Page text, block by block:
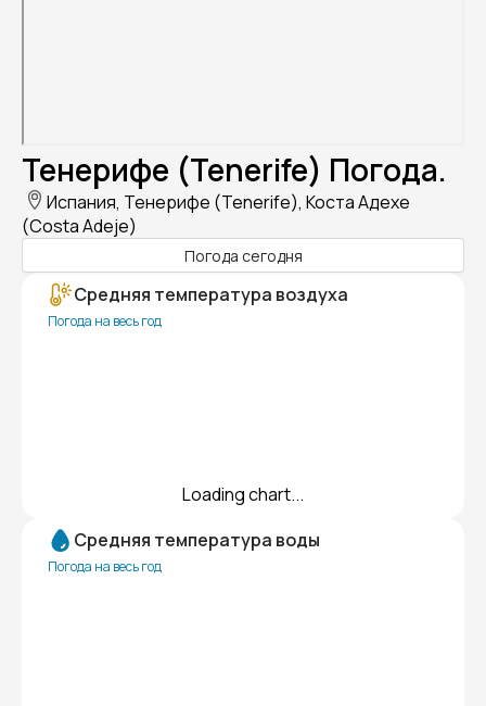
Тенерифе (Tenerife) Погода.
Испания, Тенерифе (Tenerife), Коста Адехе
(Costa Adeje)
Погода сегодня
Средняя температура воздуха
Погода на весь год
Loading chart...
Средняя температура воды
Погода на весь год